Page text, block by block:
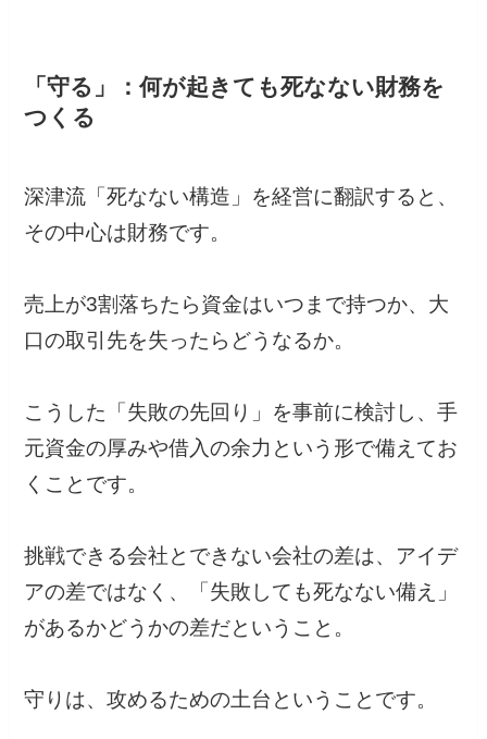
「守る」：何が起きても死なない財務を
つくる
深津流「死なない構造」を経営に翻訳すると、
その中心は財務です。
売上が3割落ちたら資金はいつまで持つか、大
口の取引先を失ったらどうなるか。
こうした「失敗の先回り」を事前に検討し、手
元資金の厚みや借入の余力という形で備えてお
くことです。
挑戦できる会社とできない会社の差は、アイデ
アの差ではなく、「失敗しても死なない備え」
があるかどうかの差だということ。
守りは、攻めるための土台ということです。